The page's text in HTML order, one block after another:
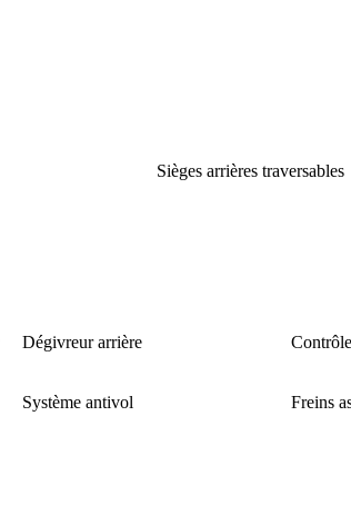
Sièges arrières traversables
Dégivreur arrière
Système antivol Freins